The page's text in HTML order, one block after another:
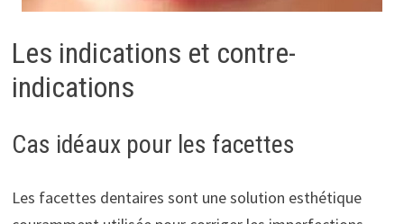
Les indications et contre-
indications
Cas idéaux pour les facettes
Les facettes dentaires sont une solution esthétique